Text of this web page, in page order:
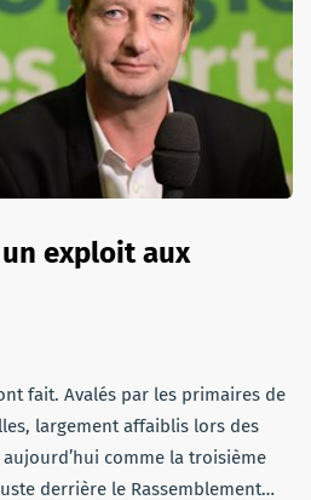
exploit aux
fait. Avalés par les primaires de
largement affaiblis lors des
comme la troisième
derrière le Rassemblement…